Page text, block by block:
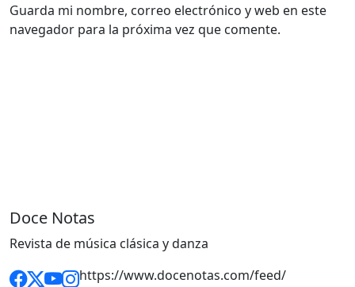
Guarda mi nombre, correo electrónico y web en este
navegador para la próxima vez que comente.
Doce Notas
Revista de música clásica y danza
https://www.docenotas.com/feed/